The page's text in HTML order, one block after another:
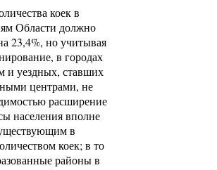
коек в
Области должно
23,4%, но учитывая
в городах
и уездных, ставших
центрами, не
расширение
населения вполне
в
коек; в то
районы в